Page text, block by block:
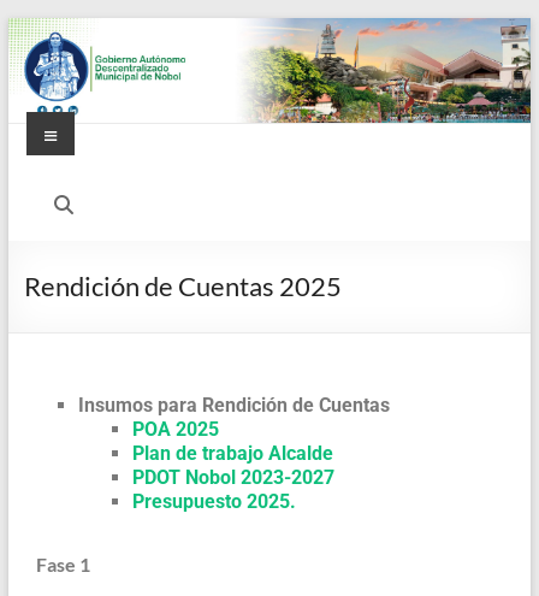
Rendición de Cuentas 2025
Insumos para Rendición de Cuentas
POA 2025
Plan de trabajo Alcalde
PDOT Nobol 2023-2027
Presupuesto 2025.
Fase 1